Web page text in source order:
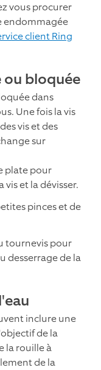
vous procurer
endommagée
client Ring
ou bloquée
dans
Une fois la vis
vis et des
sur
plate pour
vis et la dévisser.
pinces et de
tournevis pour
desserrage de la
inclure une
de la
la rouille à
de la